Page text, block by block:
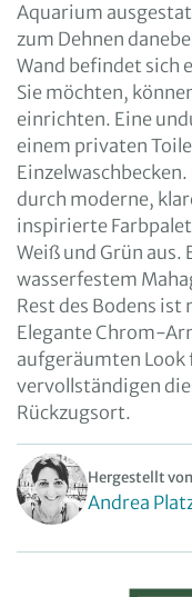
Aquarium
zum Dehnen
Wand befindet sich
Sie möchten,
einrichten. Eine
einem privaten
durch moderne,
inspirierte
Weiß und Grün aus.
wasserfestem
Rest des Bodens
Elegante Chrom-
aufgeräumten
vervollständigen
Rückzugsort.
Hergestellt von
Andrea